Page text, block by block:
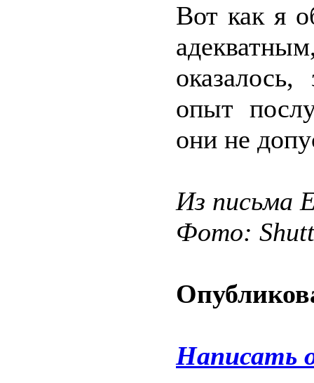
Вот как я
опыт
они не
Из письма
Фото:
Написать